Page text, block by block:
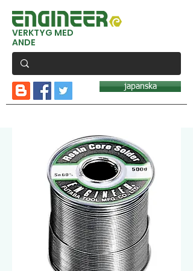
VERKTYG MED
ANDE
japanska